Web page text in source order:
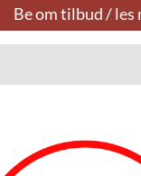
Be om tilbud / les